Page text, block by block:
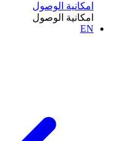
امكانية الوصول
امكانية الوصول
EN